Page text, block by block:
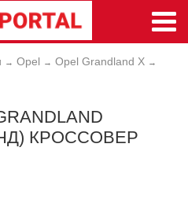
→ Opel → Opel Grandland X →
КРОССОВЕР